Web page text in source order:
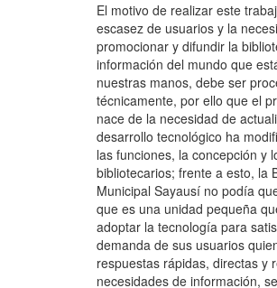
El motivo de realizar este
escasez de usuarios y la
promocionar y difundir la
información del mundo que
nuestras manos, debe ser
técnicamente, por ello que el
nace de la necesidad de
desarrollo tecnológico ha
las funciones, la concepción y
bibliotecarios; frente a esto, la
Municipal Sayausí no podía
que es una unidad pequeña
adoptar la tecnología para
demanda de sus usuarios
respuestas rápidas, directas y
necesidades de información,